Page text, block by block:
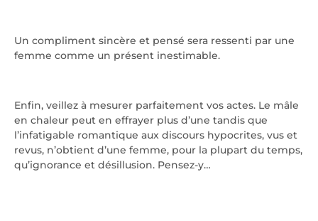
Un compliment sincère et pensé sera ressenti par une
femme comme un présent inestimable.
Enfin, veillez à mesurer parfaitement vos actes. Le mâle
en chaleur peut en effrayer plus d’une tandis que
l’infatigable romantique aux discours hypocrites, vus et
revus, n’obtient d’une femme, pour la plupart du temps,
qu’ignorance et désillusion. Pensez-y…